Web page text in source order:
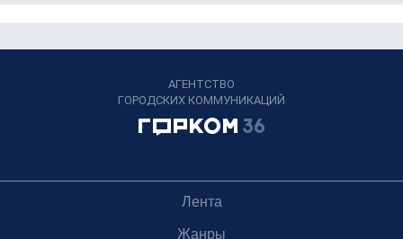
АГЕНТСТВО
ГОРОДСКИХ КОММУНИКАЦИЙ
Лента
Жанры